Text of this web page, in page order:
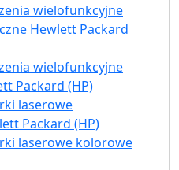
wielofunkcyjne
Hewlett Packard
wielofunkcyjne
Packard (HP)
laserowe
Packard (HP)
laserowe kolorowe